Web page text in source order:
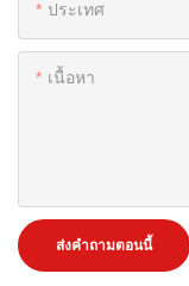
ประเทศ
เนื้อหา
ส่งคำถามตอนนี้